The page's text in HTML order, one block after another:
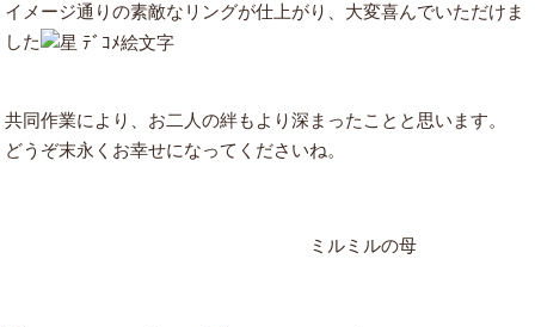
イメージ通りの素敵なリングが仕上がり、大変喜んでいただけま
した
共同作業により、お二人の絆もより深まったことと思います。
どうぞ末永くお幸せになってくださいね。
ミルミルの母